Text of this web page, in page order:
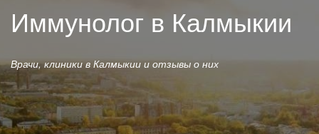
Иммунолог в Калмыкии
Врачи, клиники в Калмыкии и отзывы о них